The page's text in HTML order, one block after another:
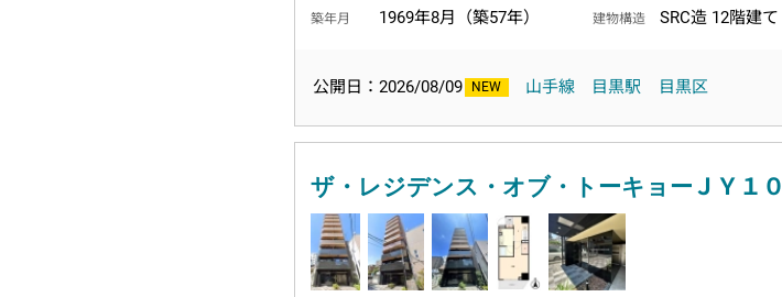
築年月 1969年8月（築57年） 建物構造 SRC造 12階建て
公開日：2026/08/09 山手線 目黒駅 目黒区
ザ・レジデンス・オブ・トーキョーＪＹ１０